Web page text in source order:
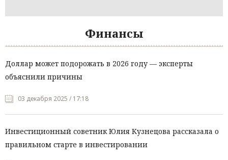
Финансы
Доллар может подорожать в 2026 году — эксперты
объяснили причины
03 декабря 2025 / 17:18
Инвестиционный советник Юлия Кузнецова рассказала о
правильном старте в инвестировании